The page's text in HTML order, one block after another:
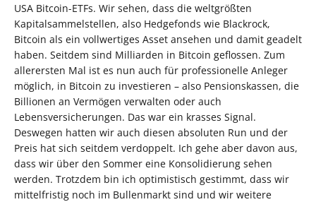
USA Bitcoin-ETFs. Wir sehen, dass die weltgrößten
Kapitalsammelstellen, also Hedgefonds wie Blackrock,
Bitcoin als ein vollwertiges Asset ansehen und damit geadelt
haben. Seitdem sind Milliarden in Bitcoin geflossen. Zum
allerersten Mal ist es nun auch für professionelle Anleger
möglich, in Bitcoin zu investieren – also Pensionskassen, die
Billionen an Vermögen verwalten oder auch
Lebensversicherungen. Das war ein krasses Signal.
Deswegen hatten wir auch diesen absoluten Run und der
Preis hat sich seitdem verdoppelt. Ich gehe aber davon aus,
dass wir über den Sommer eine Konsolidierung sehen
werden. Trotzdem bin ich optimistisch gestimmt, dass wir
mittelfristig noch im Bullenmarkt sind und wir weitere